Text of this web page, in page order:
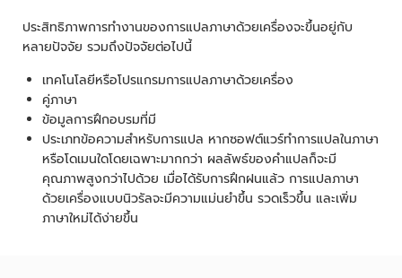
ประสิทธิภาพการทำงานของการแปลภาษาด้วยเครื่องจะขึ้นอยู่กับ
หลายปัจจัย รวมถึงปัจจัยต่อไปนี้
เทคโนโลยีหรือโปรแกรมการแปลภาษาด้วยเครื่อง
คู่ภาษา
ข้อมูลการฝึกอบรมที่มี
ประเภทข้อความสำหรับการแปล หากซอฟต์แวร์ทำการแปลในภาษา
หรือโดเมนใดโดยเฉพาะมากกว่า ผลลัพธ์ของคำแปลก็จะมี
คุณภาพสูงกว่าไปด้วย เมื่อได้รับการฝึกฝนแล้ว การแปลภาษา
ด้วยเครื่องแบบนิวรัลจะมีความแม่นยำขึ้น รวดเร็วขึ้น และเพิ่ม
ภาษาใหม่ได้ง่ายขึ้น